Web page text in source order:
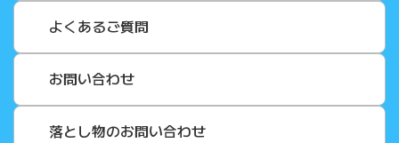
よくあるご質問
お問い合わせ
落とし物のお問い合わせ